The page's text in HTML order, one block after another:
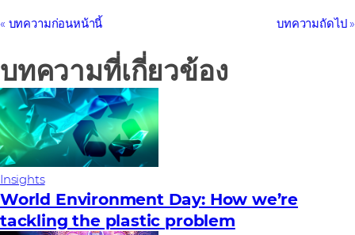
บทความก่อนหน้านี้ บทความถัดไป
บทความที่เกี่ยวข้อง
Insights
World Environment Day: How we’re
tackling the plastic problem